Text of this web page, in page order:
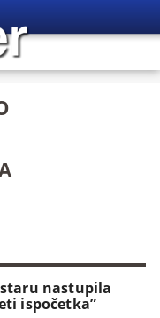
nastupila
ispočetka”